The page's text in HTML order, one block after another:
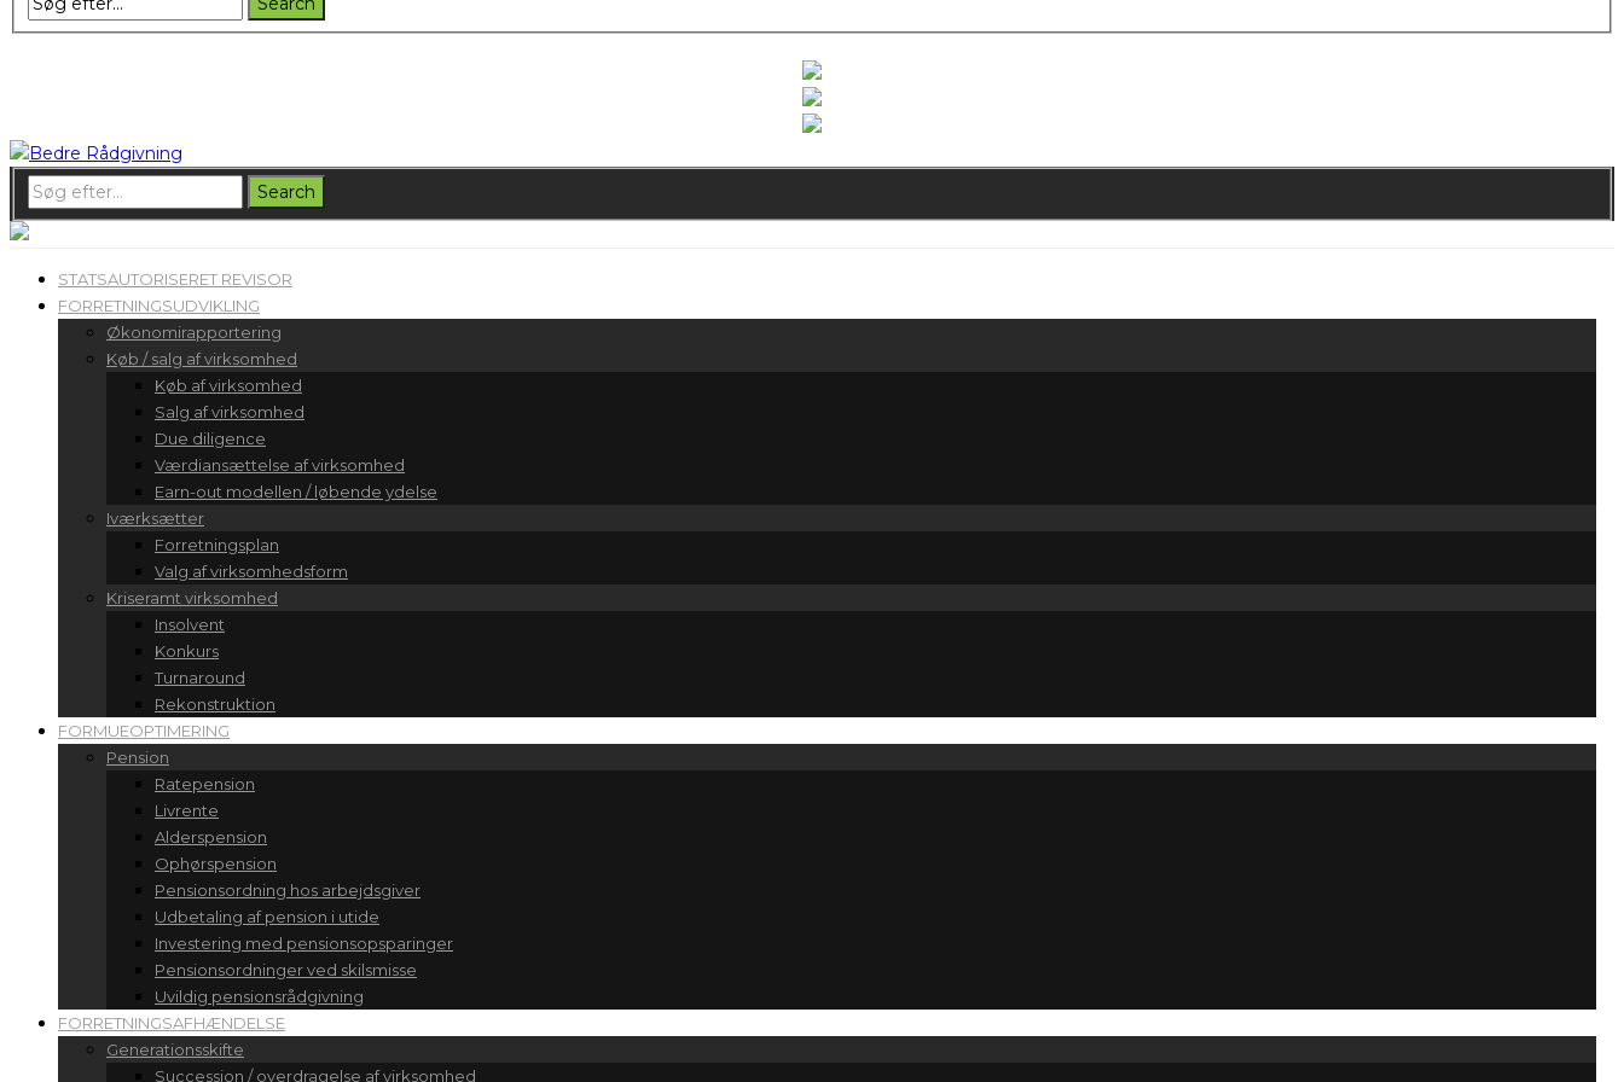
STATSAUTORISERET REVISOR
FORRETNINGSUDVIKLING
Økonomirapportering
Køb / salg af virksomhed
Køb af virksomhed
Salg af virksomhed
Due diligence
Værdiansættelse af virksomhed
Earn-out modellen / løbende ydelse
Iværksætter
Forretningsplan
Valg af virksomhedsform
Kriseramt virksomhed
Insolvent
Konkurs
Turnaround
Rekonstruktion
FORMUEOPTIMERING
Pension
Ratepension
Livrente
Alderspension
Ophørspension
Pensionsordning hos arbejdsgiver
Udbetaling af pension i utide
Investering med pensionsopsparinger
Pensionsordninger ved skilsmisse
Uvildig pensionsrådgivning
FORRETNINGSAFHÆNDELSE
Generationsskifte
Succession / overdragelse af virksomhed